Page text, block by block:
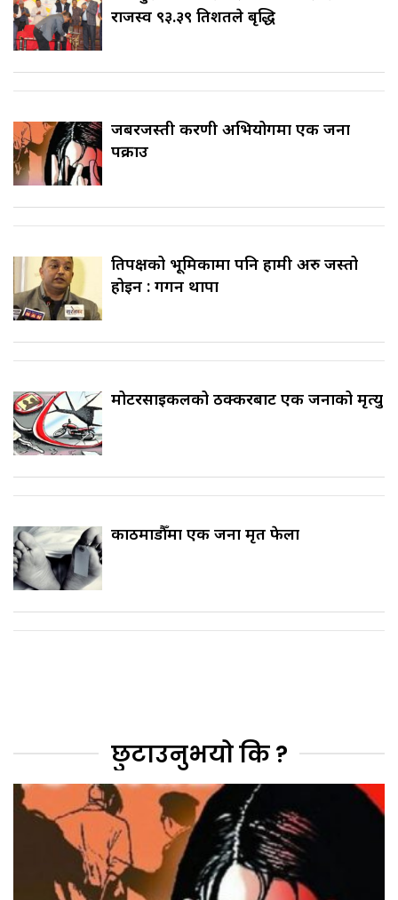
राजस्व ९३.३९ प्रतिशतले बृद्धि
जबरजस्ती करणी अभियोगमा एक जना
पक्राउ
प्रतिपक्षको भूमिकामा पनि हामी अरु जस्तो
होइन : गगन थापा
मोटरसाइकलको ठक्करबाट एक जनाको मृत्यु
काठमाडौँमा एक जना मृत फेला
छुटाउनुभयो कि ?